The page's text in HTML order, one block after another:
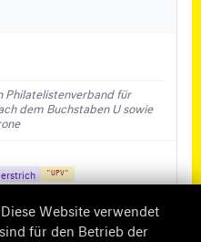
Philatelistenverband für
dem Buchstaben U sowie
"UPV"
Website verwendet
für den Betrieb der